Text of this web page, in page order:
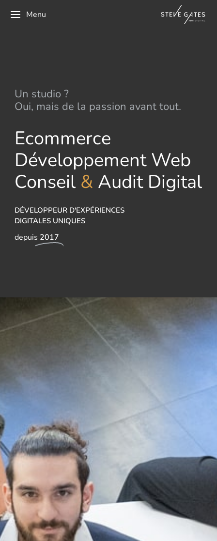
Menu
Un studio ?
Oui, mais de la passion avant tout.
Ecommerce
Développement Web
Conseil & Audit Digital
DÉVELOPPEUR D'EXPÉRIENCES
DIGITALES UNIQUES
depuis 2017